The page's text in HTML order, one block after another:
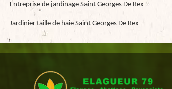
Entreprise de jardinage Saint Georges De Rex
Jardinier taille de haie Saint Georges De Rex